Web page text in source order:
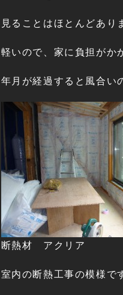
見ることはほとんどあり
軽いので、家に負担がか
年月が経過すると風合い
断熱材 アクリア
室内の断熱工事の模様で